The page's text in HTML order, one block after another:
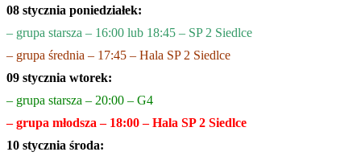
08 stycznia poniedziałek:
– grupa starsza – 16:00 lub 18:45 – SP 2 Siedlce
– grupa średnia – 17:45 – Hala SP 2 Siedlce
09 stycznia wtorek:
– grupa starsza – 20:00 – G4
– grupa młodsza – 18:00 – Hala SP 2 Siedlce
10 stycznia środa: